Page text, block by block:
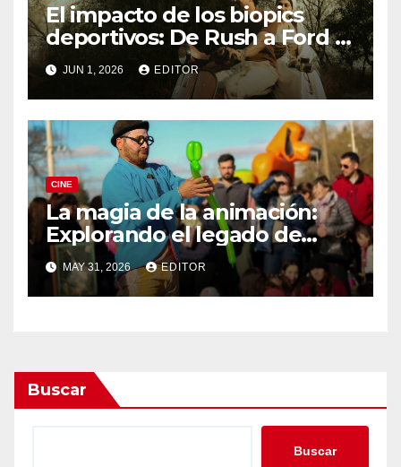
El impacto de los biopics
deportivos: De Rush a Ford v
Ferrari
JUN 1, 2026 EDITOR
CINE
La magia de la animación:
Explorando el legado de
DreamWorks
MAY 31, 2026 EDITOR
Buscar
Buscar